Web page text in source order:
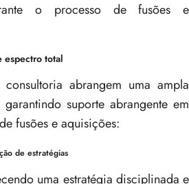
o processo de fusões e
espectro total
abrangem uma ampla
suporte abrangente em
fusões e aquisições:
de estratégias
uma estratégia disciplinada e